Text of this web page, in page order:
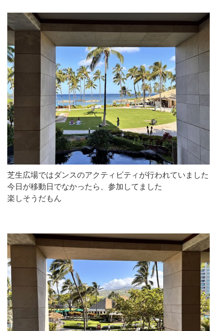
芝生広場ではダンスのアクティビティが行われていました
今日が移動日でなかったら、参加してました
楽しそうだもん